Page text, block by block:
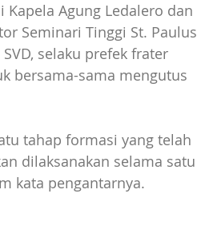
Agung Ledalero dan
Seminari Tinggi St. Paulus
selaku prefek frater
bersama-sama mengutus
tahap formasi yang telah
dilaksanakan selama satu
kata pengantarnya.